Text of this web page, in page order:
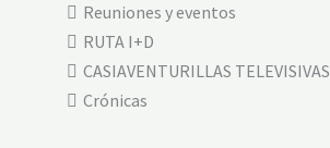
Reuniones y eventos
RUTA I+D
CASIAVENTURILLAS TELEVISIVAS
Crónicas